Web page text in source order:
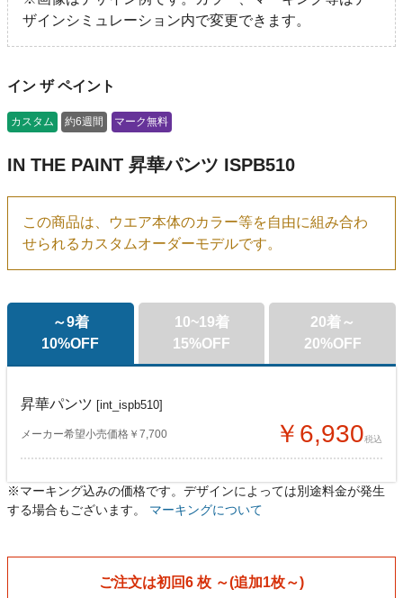
ザインシミュレーション内で変更できます。
イン ザ ペイント
カスタム 約6週間 マーク無料
IN THE PAINT 昇華パンツ ISPB510
この商品は、ウエア本体のカラー等を自由に組み合わ
せられるカスタムオーダーモデルです。
～9着
10%OFF
昇華パンツ [int_ispb510]
メーカー希望小売価格￥7,700 ￥6,930税込
10~19着
15%OFF
昇華パンツ[int_ispb510]
20着～
20%OFF
昇華パンツ[int_ispb510]
※マーキング込みの価格です。デザインによっては別途料金が発生
する場合もございます。 マーキングについて
ご注文は初回6 枚 ～(追加1枚～)